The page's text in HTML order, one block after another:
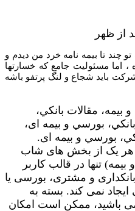
تا بیمه نامه خرد من دیدم و
مسئولیت جامع که خسارتها
باید شجاع و لنگ پرتفو باشه
مقالات بانکي،
بورسي و بیمه ای،
بورسي و بیمه ای.
یک از بخش های شاب
تنها در قالب کاربر
و مشتری، بورسی یا
نمی کند. بسته به
ممکن است امکان